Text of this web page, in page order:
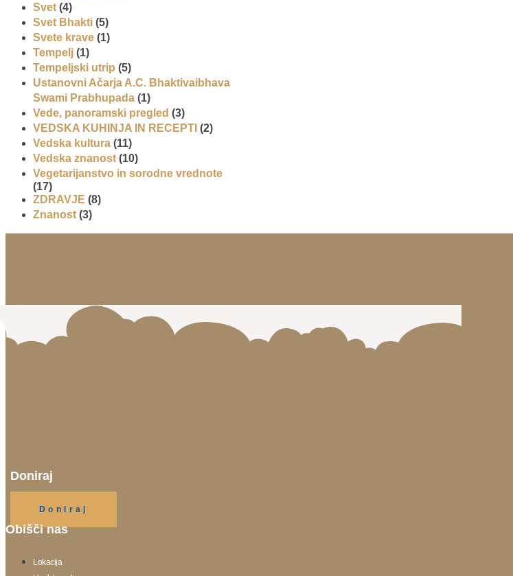
Svet (4)
Svet Bhakti (5)
Svete krave (1)
Tempelj (1)
Tempeljski utrip (5)
Ustanovni Ačarja A.C. Bhaktivaibhava
Swami Prabhupada (1)
Vede, panoramski pregled (3)
VEDSKA KUHINJA IN RECEPTI (2)
Vedska kultura (11)
Vedska znanost (10)
Vegetarijanstvo in sorodne vrednote
(17)
ZDRAVJE (8)
Znanost (3)
Doniraj
Doniraj
Obišči nas
Lokacija